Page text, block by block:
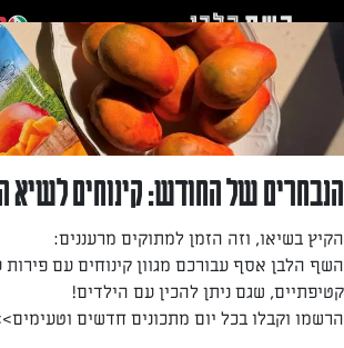
לאזור
תוכן
תחתון
חזרה לעמוד הבית
דינה זוהר
—
הנבחרים של החודש: קינוחים לשיא
הקיץ בשיאו, וזה הזמן למתוקים מרעננים:
השף הלבן אסף עבורכם מגוון קינוחים עם פירות
קטיפתיים, שגם ניתן להכין עם הילדים!
הרשמו וקבלו בכל יום מתכונים חדשים